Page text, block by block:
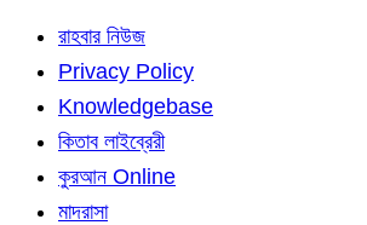
রাহবার নিউজ
Privacy Policy
Knowledgebase
কিতাব লাইব্রেরী
কুরআন Online
মাদরাসা